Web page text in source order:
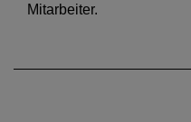
Mitarbeiter.